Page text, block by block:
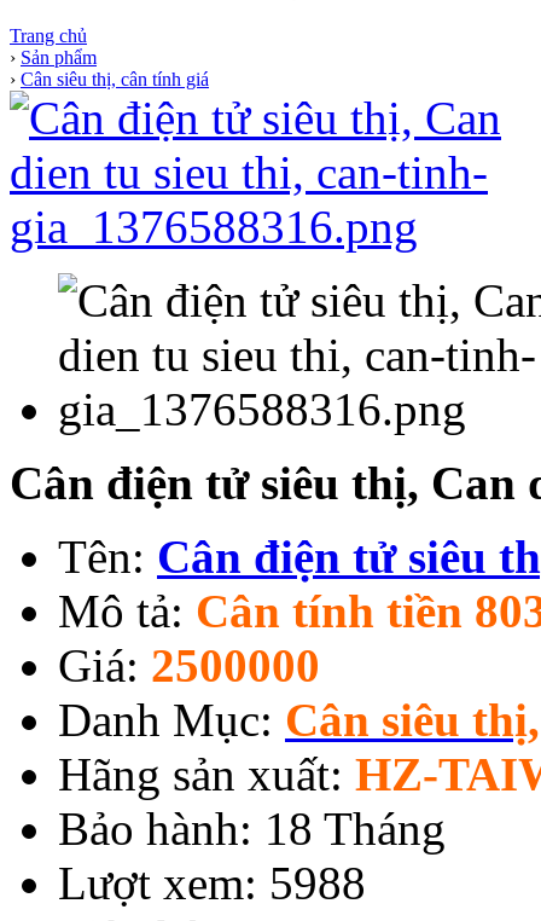
Trang chủ
› Sản phẩm
› Cân siêu thị, cân tính giá
Cân điện tử siêu thị, Can
Tên: Cân điện tử siêu
Mô tả: Cân tính tiền
Giá: 2500000
Danh Mục: Cân siêu
Hãng sản xuất: HZ-
Bảo hành: 18 Tháng
Lượt xem: 5988